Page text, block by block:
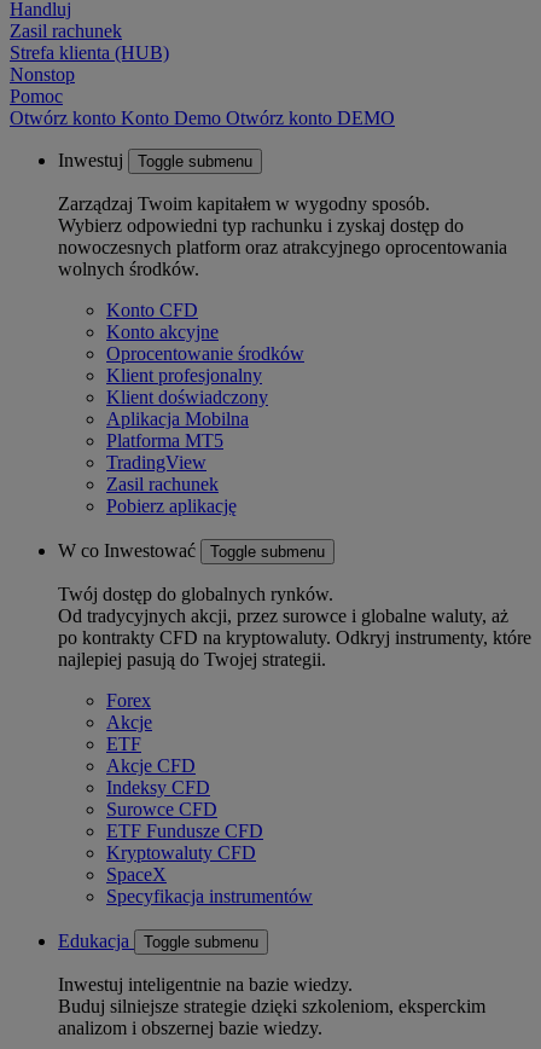
Handluj
Zasil rachunek
Strefa klienta (HUB)
Nonstop
Pomoc
Otwórz konto Konto Demo Otwórz konto DEMO
Inwestuj Toggle submenu
Zarządzaj Twoim kapitałem w wygodny sposób.
Wybierz odpowiedni typ rachunku i zyskaj dostęp do
nowoczesnych platform oraz atrakcyjnego oprocentowania
wolnych środków.
Konto CFD
Konto akcyjne
Oprocentowanie środków
Klient profesjonalny
Klient doświadczony
Aplikacja Mobilna
Platforma MT5
TradingView
Zasil rachunek
Pobierz aplikację
W co Inwestować Toggle submenu
Twój dostęp do globalnych rynków.
Od tradycyjnych akcji, przez surowce i globalne waluty, aż
po kontrakty CFD na kryptowaluty. Odkryj instrumenty, które
najlepiej pasują do Twojej strategii.
Forex
Akcje
ETF
Akcje CFD
Indeksy CFD
Surowce CFD
ETF Fundusze CFD
Kryptowaluty CFD
SpaceX
Specyfikacja instrumentów
Edukacja Toggle submenu
Inwestuj inteligentnie na bazie wiedzy.
Buduj silniejsze strategie dzięki szkoleniom, eksperckim
analizom i obszernej bazie wiedzy.